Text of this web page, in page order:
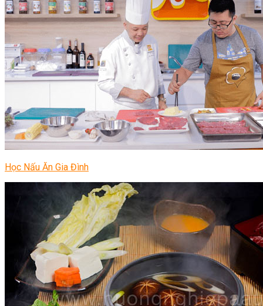
Học Nấu Ăn Gia Đình